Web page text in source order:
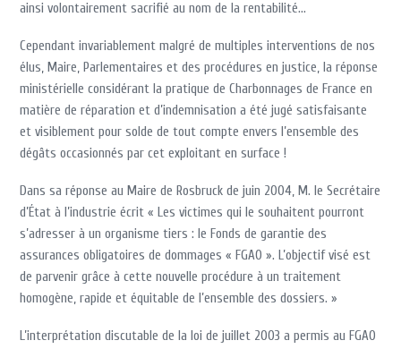
ainsi volontairement sacrifié au nom de la rentabilité…
Cependant invariablement malgré de multiples interventions de nos
élus, Maire, Parlementaires et des procédures en justice, la réponse
ministérielle considérant la pratique de Charbonnages de France en
matière de réparation et d’indemnisation a été jugé satisfaisante
et visiblement pour solde de tout compte envers l’ensemble des
dégâts occasionnés par cet exploitant en surface !
Dans sa réponse au Maire de Rosbruck de juin 2004, M. le Secrétaire
d’État à l’industrie écrit « Les victimes qui le souhaitent pourront
s’adresser à un organisme tiers : le Fonds de garantie des
assurances obligatoires de dommages « FGAO ». L’objectif visé est
de parvenir grâce à cette nouvelle procédure à un traitement
homogène, rapide et équitable de l’ensemble des dossiers. »
L’interprétation discutable de la loi de juillet 2003 a permis au FGAO